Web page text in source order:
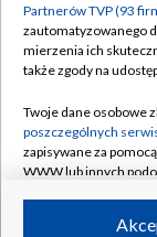
Centrum
Naziemna
Rada
System NOS
Informacje o
Partnerów TVP (93
zautomatyzowanego
mierzenia ich
także zgody na
Twoje dane osobowe
poszczególnych
zapisywane za
WWW lub innych
ruchu w Internecie.